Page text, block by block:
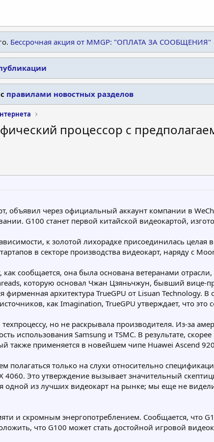
Бессрочная акция от MMGP: "ОПЛАТА ЗА СООБЩЕНИЯ"
правилами новостных разделов
процессор с
объявил через официальный аккаунт компании в
G100 станет первой китайской видеокартой,
к золотой лихорадке присоединилась
в секторе производства видеокарт, наряду с
как сообщается, она была основана ветеранами
которую основал Чжан Цзяньчжун, бывший вице-
фирменная архитектура TrueGPU от Lisuan Technology.
как Imagination, TrueGPU утверждает, что это
но не раскрывала производителя. Из-за
использования Samsung и TSMC. В результате,
также применяется в новейшем чипе Huawei Ascend
только на слухи относительно
Это утверждение вызывает значительный
одной из лучших видеокарт на рынке; мы еще не
и скромным энергопотреблением. Сообщается, что
что G100 может стать достойной игровой